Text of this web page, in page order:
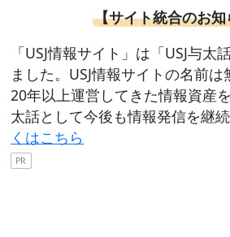
【サイト統合のお
「USJ情報サイト」は「USJ与太
ました。USJ情報サイトの名前は
20年以上運営してきた情報資産
太話として今後も情報発信を継
くはこちら
PR